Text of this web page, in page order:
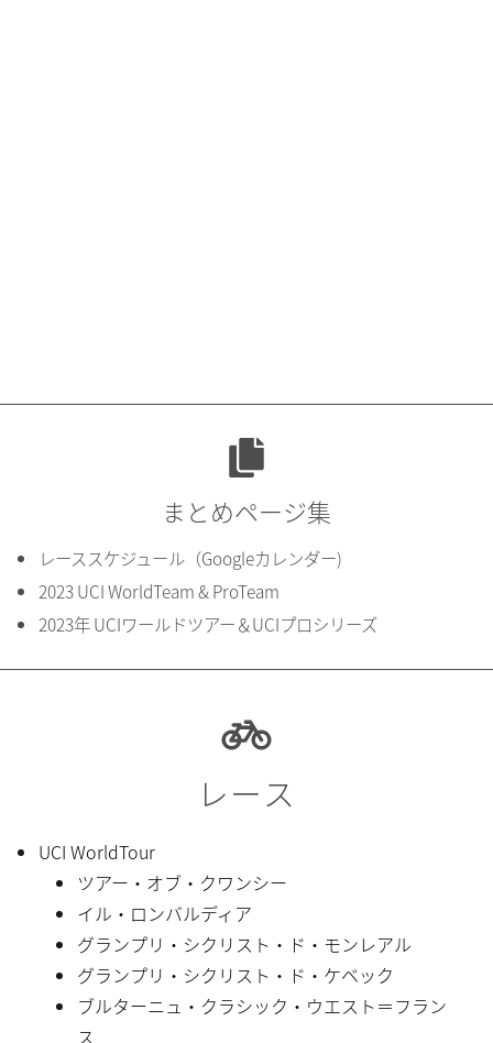
まとめページ集
レーススケジュール（Googleカレンダー)
2023 UCI WorldTeam & ProTeam
2023年 UCIワールドツアー＆UCIプロシリーズ
レース
UCI WorldTour
ツアー・オブ・クワンシー
イル・ロンバルディア
グランプリ・シクリスト・ド・モンレアル
グランプリ・シクリスト・ド・ケベック
ブルターニュ・クラシック・ウエスト＝フラン
ス